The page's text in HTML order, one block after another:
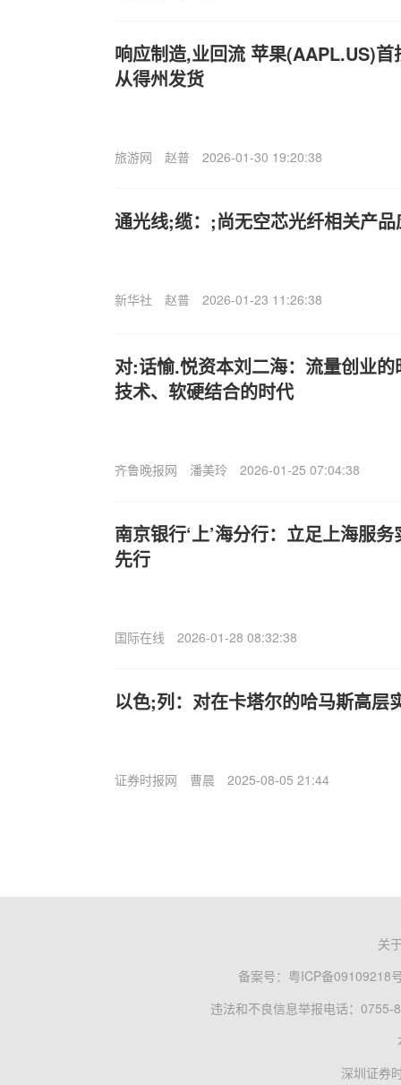
响应制造,业回流 苹果(AAPL.US)首
从得州发货
旅游网 赵普 2026-01-30 19:20:38
通光线;缆：;尚无空芯光纤相关产
新华社 赵普 2026-01-23 11:26:38
对:话愉.悦资本刘二海：流量创业
技术、软硬结合的时代
齐鲁晚报网 潘美玲 2026-01-25 07:04:38
南京银行‘上’海分行：立足上海服
先行
国际在线 2026-01-28 08:32:38
以色;列：对在卡塔尔的哈马斯高层
证券时报网 曹晨 2025-08-05 21:44
关
备案号： 粤ICP备09109218
违法和不良信息举报电话：0755-
深圳证券